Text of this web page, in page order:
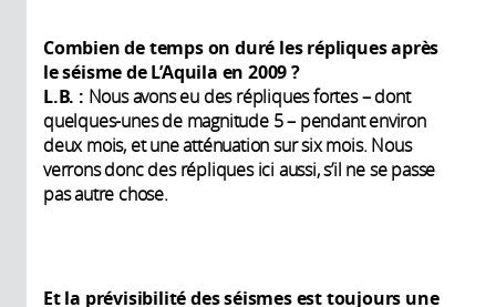
Combien de temps on duré les répliques après
le séisme de L’Aquila en 2009 ?
L.B. : Nous avons eu des répliques fortes – dont
quelques-unes de magnitude 5 – pendant environ
deux mois, et une atténuation sur six mois. Nous
verrons donc des répliques ici aussi, s’il ne se passe
pas autre chose.
Et la prévisibilité des séismes est toujours une